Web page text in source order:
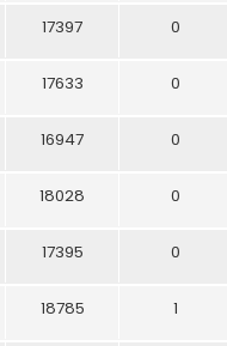
0
17397
0
17633
0
16947
0
18028
0
17395
1
18785